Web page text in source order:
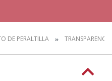
DE PERALTILLA TRANSPARENCIA